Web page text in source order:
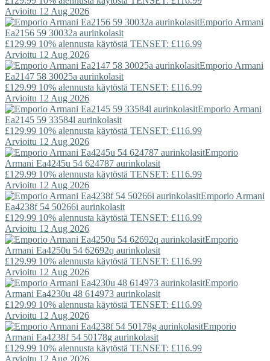
Arvioitu 12 Aug 2026
Emporio Armani
Ea2156 59 30032a aurinkolasit
£129.99 10% alennusta käytöstä TENSET: £116.99
Arvioitu 12 Aug 2026
Emporio Armani
Ea2147 58 30025a aurinkolasit
£129.99 10% alennusta käytöstä TENSET: £116.99
Arvioitu 12 Aug 2026
Emporio Armani
Ea2145 59 33584l aurinkolasit
£129.99 10% alennusta käytöstä TENSET: £116.99
Arvioitu 12 Aug 2026
Emporio
Armani Ea4245u 54 624787 aurinkolasit
£129.99 10% alennusta käytöstä TENSET: £116.99
Arvioitu 12 Aug 2026
Emporio Armani
Ea4238f 54 50266i aurinkolasit
£129.99 10% alennusta käytöstä TENSET: £116.99
Arvioitu 12 Aug 2026
Emporio
Armani Ea4250u 54 62692q aurinkolasit
£129.99 10% alennusta käytöstä TENSET: £116.99
Arvioitu 12 Aug 2026
Emporio
Armani Ea4230u 48 614973 aurinkolasit
£129.99 10% alennusta käytöstä TENSET: £116.99
Arvioitu 12 Aug 2026
Emporio
Armani Ea4238f 54 50178g aurinkolasit
£129.99 10% alennusta käytöstä TENSET: £116.99
Arvioitu 12 Aug 2026